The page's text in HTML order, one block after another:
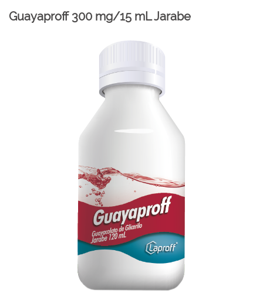
Guayaproff 300 mg/15 mL Jarabe